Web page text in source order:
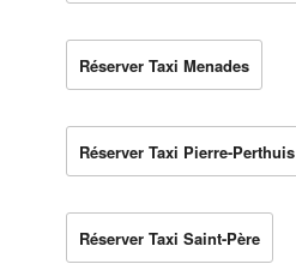
Réserver Taxi Menades
Réserver Taxi Pierre-Perthuis
Réserver Taxi Saint-Père